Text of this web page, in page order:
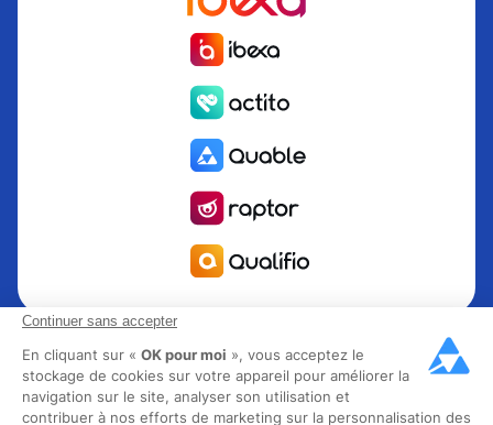
Continuer sans accepter
En cliquant sur « OK pour moi », vous acceptez le
stockage de cookies sur votre appareil pour améliorer la
navigation sur le site, analyser son utilisation et
contribuer à nos efforts de marketing sur la personnalisation des
Quable est la solution de gestion de l’information Produit
PIM pour les marques et fabricants en quête de croissance.
Groupe Rocher, Mitsubishi Electric, Escada, Berluti, Delsey,
North Sails, Liberated Brands, MCO Regent et plus de 300